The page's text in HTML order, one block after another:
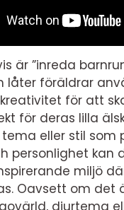
är ”inreda
låter föräldrar
för att
för deras lilla
eller stil som
personlighet kan
miljö
Oavsett om det